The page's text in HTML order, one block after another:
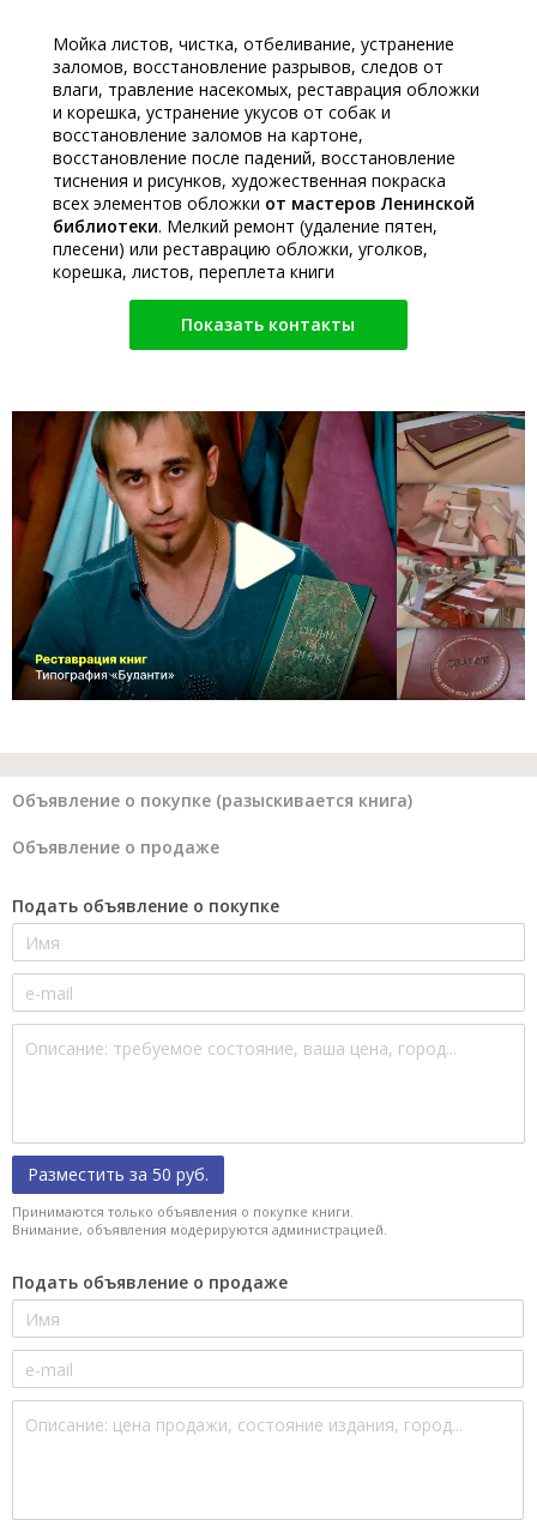
Мойка листов, чистка, отбеливание, устранение
заломов, восстановление разрывов, следов от
влаги, травление насекомых, реставрация обложки
и корешка, устранение укусов от собак и
восстановление заломов на картоне,
восстановление после падений, восстановление
тиснения и рисунков, художественная покраска
всех элементов обложки от мастеров Ленинской
библиотеки. Мелкий ремонт (удаление пятен,
плесени) или реставрацию обложки, уголков,
корешка, листов, переплета книги
Показать контакты
Объявление о покупке (разыскивается книга)
Объявление о продаже
Подать объявление о покупке
Разместить за 50 руб.
Принимаются только объявления о покупке книги.
Внимание, объявления модерируются администрацией.
Подать объявление о продаже